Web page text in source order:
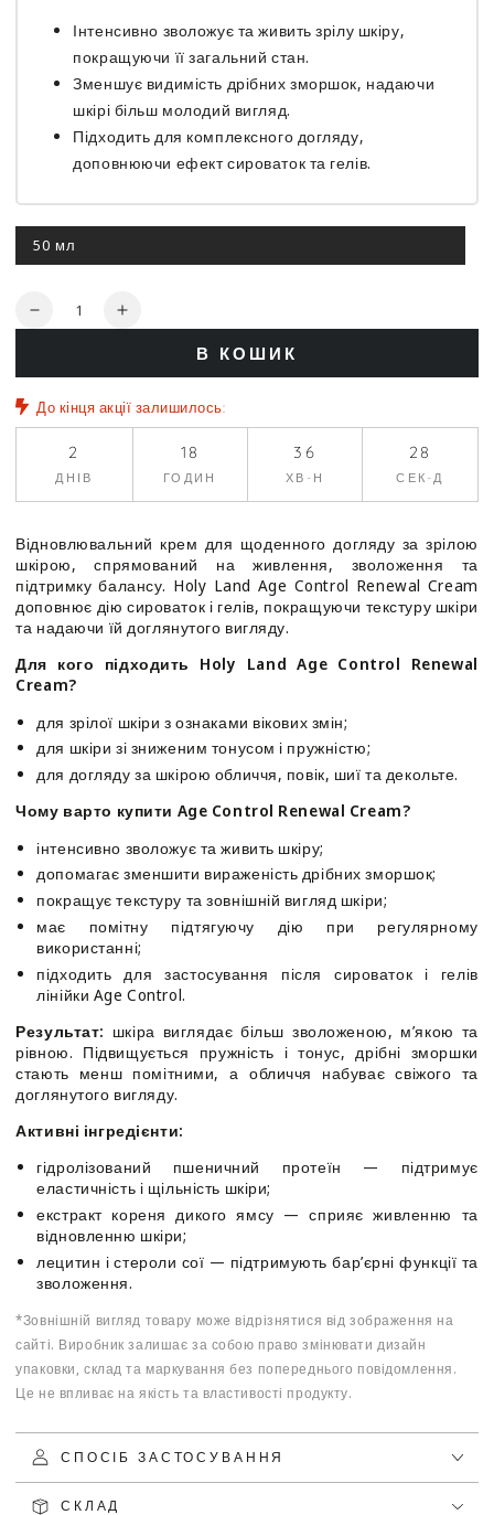
Інтенсивно зволожує та живить зрілу шкіру,
покращуючи її загальний стан.
Зменшує видимість дрібних зморшок, надаючи
шкірі більш молодий вигляд.
Підходить для комплексного догляду,
доповнюючи ефект сироваток та гелів.
50 мл
Цей
варіант
Кількість
Зменшити
крем
-
Holy
Land
Renewal
Cream
Збільшити
крем
-
Renewal
Cream
В КОШИК
До кінця акції залишилось:
2
ДНІВ
18
ГОДИН
36
ХВ-Н
28
СЕК-Д
Відновлювальний крем для щоденного догляду за зрілою
шкірою, спрямований на живлення, зволоження та
підтримку балансу. Holy Land Age Control Renewal Cream
доповнює дію сироваток і гелів, покращуючи текстуру шкіри
та надаючи їй доглянутого вигляду.
Для кого підходить Holy Land Age Control Renewal
Cream?
для зрілої шкіри з ознаками вікових змін;
для шкіри зі зниженим тонусом і пружністю;
для догляду за шкірою обличчя, повік, шиї та декольте.
Чому варто купити Age Control Renewal Cream?
інтенсивно зволожує та живить шкіру;
допомагає зменшити вираженість дрібних зморшок;
покращує текстуру та зовнішній вигляд шкіри;
має помітну підтягуючу дію при регулярному
використанні;
підходить для застосування після сироваток і гелів
лінійки Age Control.
Результат: шкіра виглядає більш зволоженою, м’якою та
рівною. Підвищується пружність і тонус, дрібні зморшки
стають менш помітними, а обличчя набуває свіжого та
доглянутого вигляду.
Активні інгредієнти:
гідролізований пшеничний протеїн — підтримує
еластичність і щільність шкіри;
екстракт кореня дикого ямсу — сприяє живленню та
відновленню шкіри;
лецитин і стероли сої — підтримують бар’єрні функції та
зволоження.
*Зовнішній вигляд товару може відрізнятися від зображення на
сайті. Виробник залишає за собою право змінювати дизайн
упаковки, склад та маркування без попереднього повідомлення.
Це не впливає на якість та властивості продукту.
СПОСІБ ЗАСТОСУВАННЯ
СКЛАД